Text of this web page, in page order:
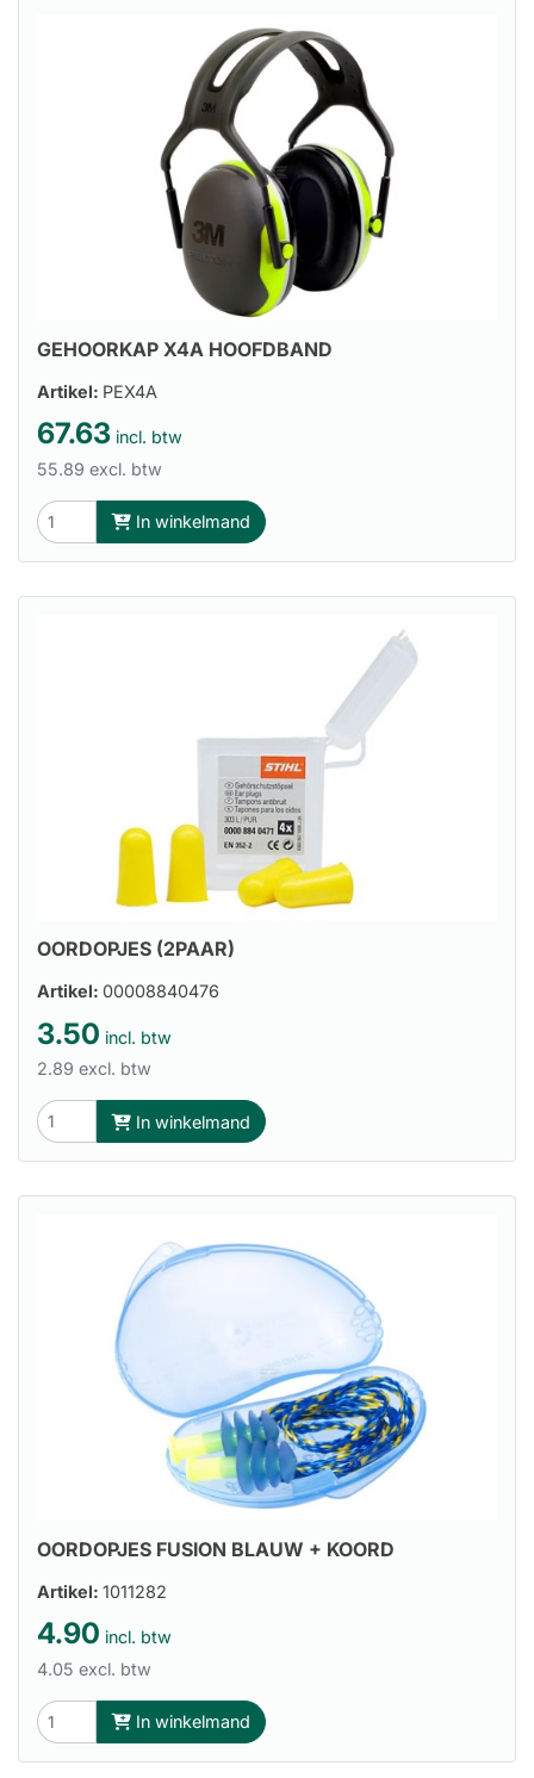
GEHOORKAP X4A HOOFDBAND
Artikel: PEX4A
67.63 incl. btw
55.89 excl. btw
In winkelmand
OORDOPJES (2PAAR)
Artikel: 00008840476
3.50 incl. btw
2.89 excl. btw
In winkelmand
OORDOPJES FUSION BLAUW + KOORD
Artikel: 1011282
4.90 incl. btw
4.05 excl. btw
In winkelmand